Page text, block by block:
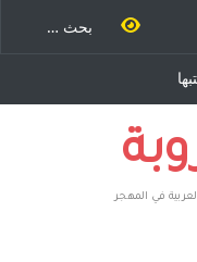
في المهجر